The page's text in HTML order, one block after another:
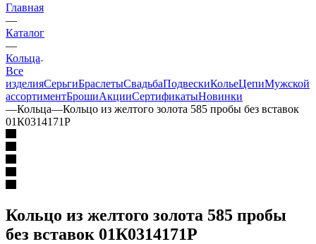
Главная
—
Каталог
—
Кольца
Все
изделияСерьгиБраслетыСвадьбаПодвескиКольеЦепиМужской
ассортиментБрошиАкцииСертификатыНовинки
—Кольца—Кольцо из желтого золота 585 пробы без вставок
01К0314171Р
Кольцо из желтого золота 585 пробы
без вставок 01К0314171Р